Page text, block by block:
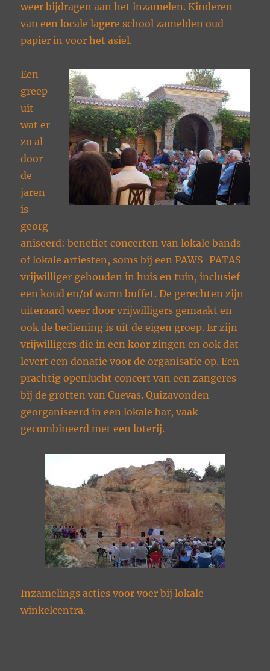
weer bijdragen aan het inzamelen. Kinderen
van een locale lagere school zamelden oud
papier in voor het asiel.
Een
greep
uit
wat er
zo al
door
de
jaren
is
georg
aniseerd: benefiet concerten van lokale bands
of lokale artiesten, soms bij een PAWS-PATAS
vrijwilliger gehouden in huis en tuin, inclusief
een koud en/of warm buffet. De gerechten zijn
uiteraard weer door vrijwilligers gemaakt en
ook de bediening is uit de eigen groep. Er zijn
vrijwilligers die in een koor zingen en ook dat
levert een donatie voor de organisatie op. Een
prachtig openlucht concert van een zangeres
bij de grotten van Cuevas. Quizavonden
georganiseerd in een lokale bar, vaak
gecombineerd met een loterij.
Inzamelings acties voor voer bij lokale
winkelcentra.